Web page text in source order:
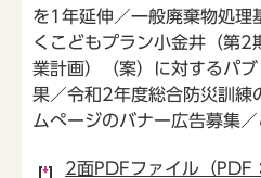
を1年延伸／一般廃棄物処理
くこどもプラン小金井（第2
業計画）（案）に対するパ
果／令和2年度総合防災訓練
ムぺージのバナー広告募集
2面PDFファイル（PDF